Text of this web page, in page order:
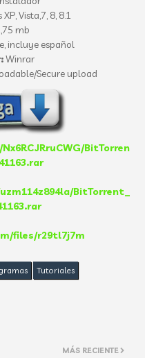
Vista,7, 8, 8.1
mb
incluye español
Winrar
Secure upload
BitTorren
BitTorrent_
files/r29tl7j7m
Tutoriales
MÁS RECIENTE